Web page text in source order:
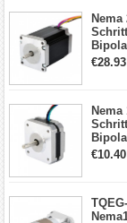
Nema
€28.93
Nema
€10.40